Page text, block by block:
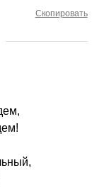
Скопировать